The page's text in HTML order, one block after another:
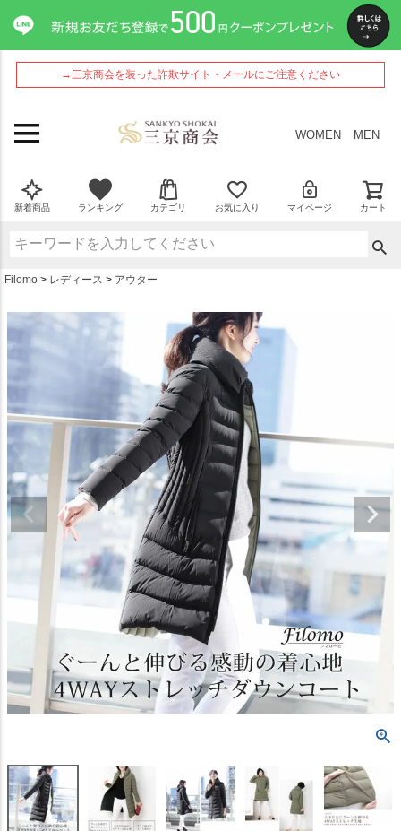
→三京商会を装った詐欺サイト・メールにご注意ください
WOMEN MEN
新着商品 ランキング カテゴリ お気に入り マイページ カート
Filomo レディース アウター
ペー
ジト
ップ
へ